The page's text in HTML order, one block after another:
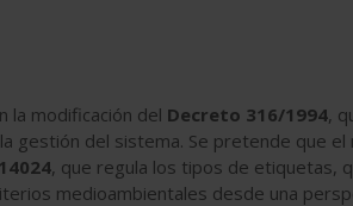
la modificación del Decreto 316/1994,
gestión del sistema. Se pretende que
, que regula los tipos de etiquetas,
medioambientales desde una